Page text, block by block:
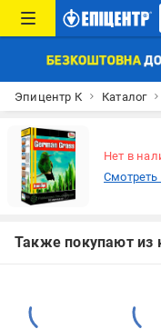
Эпицентр К Каталог
Нет в
Смотреть
Также покупают из